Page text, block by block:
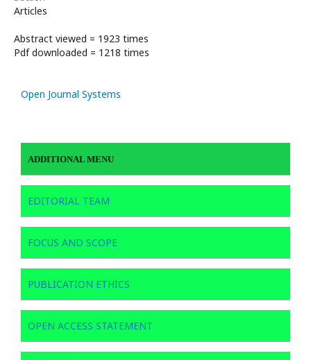
Articles
Abstract viewed = 1923 times
Pdf downloaded = 1218 times
Open Journal Systems
ADDITIONAL MENU
EDITORIAL TEAM
FOCUS AND SCOPE
PUBLICATION ETHICS
OPEN ACCESS STATEMENT